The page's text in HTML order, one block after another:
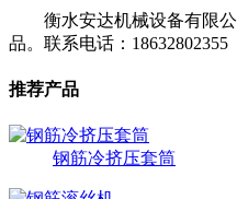
衡水安达机械设备有限
品。联系电话：18632802355
推荐产品
钢筋冷挤压套筒